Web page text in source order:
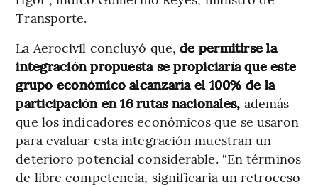
Transporte.
La Aerocivil concluyó que,de permitirse la
integración propuesta se propiciaría que este
grupo económico alcanzaría el 100% de la
participación en 16 rutas nacionales, además
que los indicadores económicos que se usaron
para evaluar esta integración muestran un
deterioro potencial considerable. “En términos
de libre competencia, significaría un retroceso